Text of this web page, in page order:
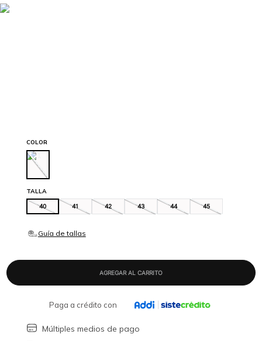
TALLA
40 41 42 43 44 45
COLOR
Paga a crédito con
Múltiples medios de pago